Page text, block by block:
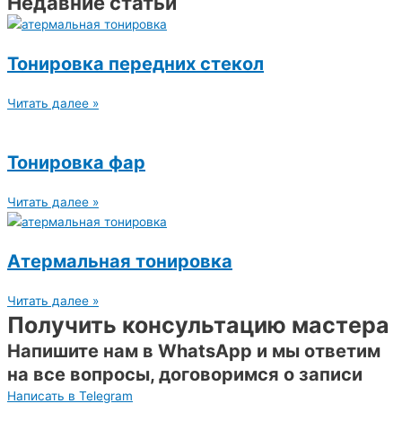
Тонировка передних стекол
Читать далее »
Тонировка фар
Читать далее »
Атермальная тонировка
Читать далее »
Получить консультацию мастера
Напишите нам в WhatsApp и мы ответим
на все вопросы, договоримся о записи
Написать в Telegram